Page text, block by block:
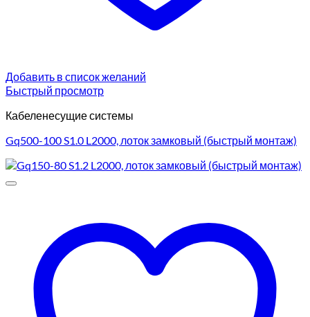
Добавить в список желаний
Быстрый просмотр
Кабеленесущие системы
Gq500-100 S1.0 L2000, лоток замковый (быстрый монтаж)